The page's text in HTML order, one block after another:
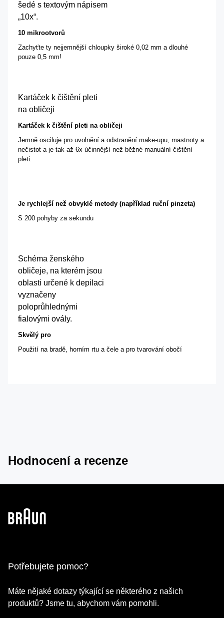
10 mikrootvorů
Zachyťte ty nejjemnější chloupky široké 0,02 mm a dlouhé
pouze 0,5 mm!
šedé s textovým nápisem
„10x“.
Kartáček k čištění pleti na obličeji
Jemně osciluje pro uvolnění a odstranění make-upu, mastnoty a
nečistot a je tak až 6x účinnější než běžné manuální čištění
pleti.
Kartáček k čištění pleti
na obličeji
Je rychlejší než obvyklé metody (například ruční pinzeta)
S 200 pohyby za sekundu
Skvělý pro
Použití na bradě, horním rtu a čele a pro tvarování obočí
Schéma ženského
obličeje, na kterém jsou
oblasti určené k depilaci
vyznačeny
poloprůhlednými
fialovými ovály.
Hodnocení a recenze
Potřebujete pomoc?
Máte nějaké dotazy týkající se některého z našich
produktů? Jsme tu, abychom vám pomohli.